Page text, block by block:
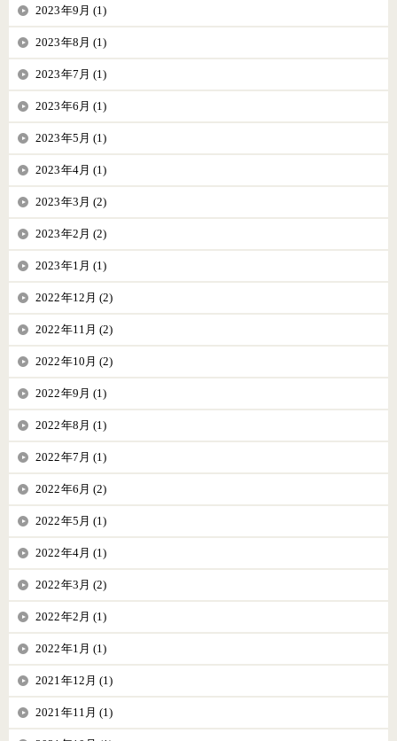
2023年9月 (1)
2023年8月 (1)
2023年7月 (1)
2023年6月 (1)
2023年5月 (1)
2023年4月 (1)
2023年3月 (2)
2023年2月 (2)
2023年1月 (1)
2022年12月 (2)
2022年11月 (2)
2022年10月 (2)
2022年9月 (1)
2022年8月 (1)
2022年7月 (1)
2022年6月 (2)
2022年5月 (1)
2022年4月 (1)
2022年3月 (2)
2022年2月 (1)
2022年1月 (1)
2021年12月 (1)
2021年11月 (1)